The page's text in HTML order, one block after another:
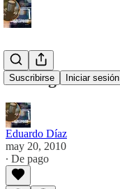
Suscribirse Iniciar sesión
Ser ingeniero
Eduardo Díaz
may 20, 2010
∙ De pago